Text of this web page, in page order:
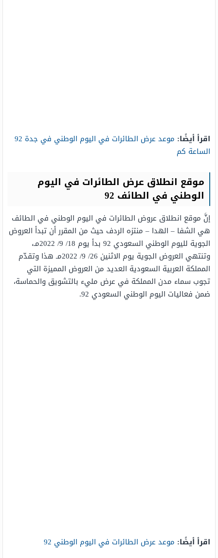
اقرأ أيضًا:
موعد عرض الطائرات في اليوم الوطني في جدة 92
الساعة كم
موقع انطلاق عرض الطائرات في اليوم
الوطني في الطائف 92
إنَّ موقع انطلاق عروض الطائرات في اليوم الوطني في الطائف
هي الشفا – الهدا – منتزه الردف حيث من المقرر أن تبدأ العروض
الجوية لليوم الوطني السعودي 92 بدأ يوم 18/ 9/ 2022مـ،
وتنتهي العروض الجوية يوم الاثنين 26/ 9/ 2022مـ هذا وتقدّم
المملكة العربية السعودية العديد من العروض المميزة التي
تجوب سماء مدن المملكة في عرض مليء بالتشويق والحماسة،
ضمن فعاليات اليوم الوطني السعودي 92.
اقرأ أيضًا: موعد عرض الطائرات في اليوم الوطني 92